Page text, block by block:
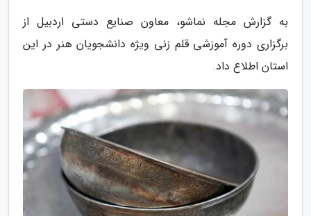
به گزارش مجله نماشو، معاون صنایع دستی اردبیل از
برگزاری دوره آموزشی قلم زنی ویژه دانشجویان هنر در این
استان اطلاع داد.